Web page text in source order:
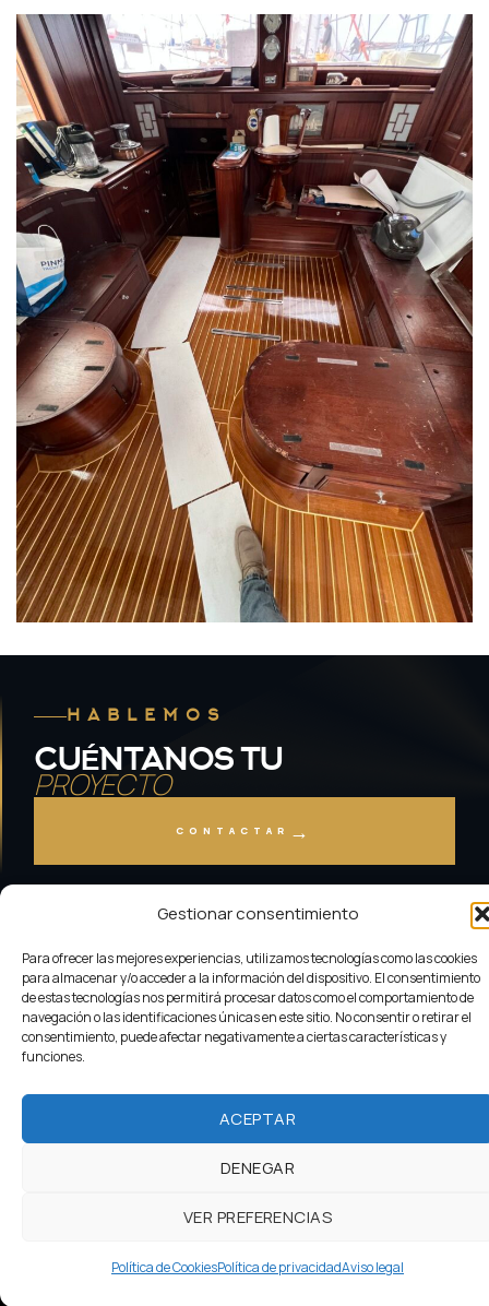
Gestionar consentimiento
Para ofrecer las mejores experiencias, utilizamos tecnologías como las cookies
para almacenar y/o acceder a la información del dispositivo. El consentimiento
de estas tecnologías nos permitirá procesar datos como el comportamiento de
navegación o las identificaciones únicas en este sitio. No consentir o retirar el
consentimiento, puede afectar negativamente a ciertas características y
funciones.
ACEPTAR
DENEGAR
VER PREFERENCIAS
Política de CookiesPolítica de privacidadAviso legal
HABLEMOS
CUÉNTANOS TU
PROYECTO
CONTACTAR →
páginas web
Aviso Legal|Política de cookies| Política de privacidad|
Declaración de accesibilidad|Sitemap